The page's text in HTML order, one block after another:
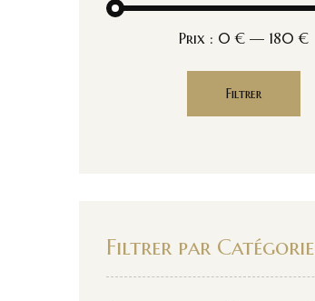
Filtrer
Prix : 0 €— 180 €
Filtrer par Catégorie